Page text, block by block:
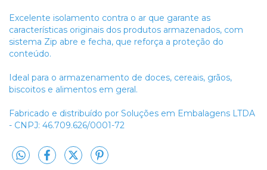
Excelente isolamento contra o ar que garante as
características originais dos produtos armazenados, com
sistema Zip abre e fecha, que reforça a proteção do
conteúdo.
Ideal para o armazenamento de doces, cereais, grãos,
biscoitos e alimentos em geral.
Fabricado e distribuído por Soluções em Embalagens LTDA
- CNPJ: 46.709.626/0001-72